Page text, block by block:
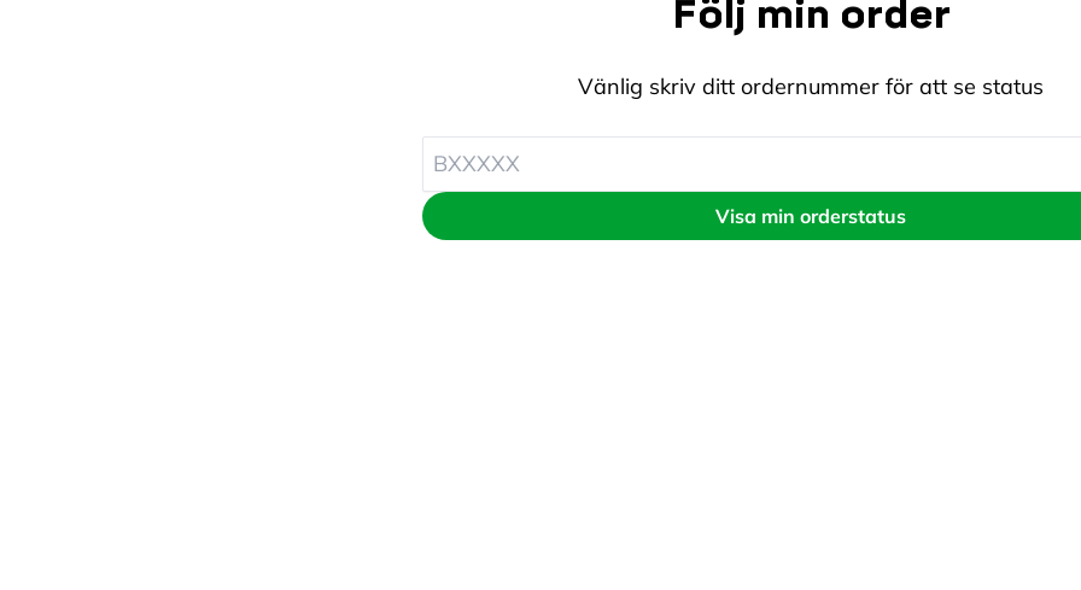
Följ min order
Vänlig skriv ditt ordernummer för att se status
Visa min orderstatus